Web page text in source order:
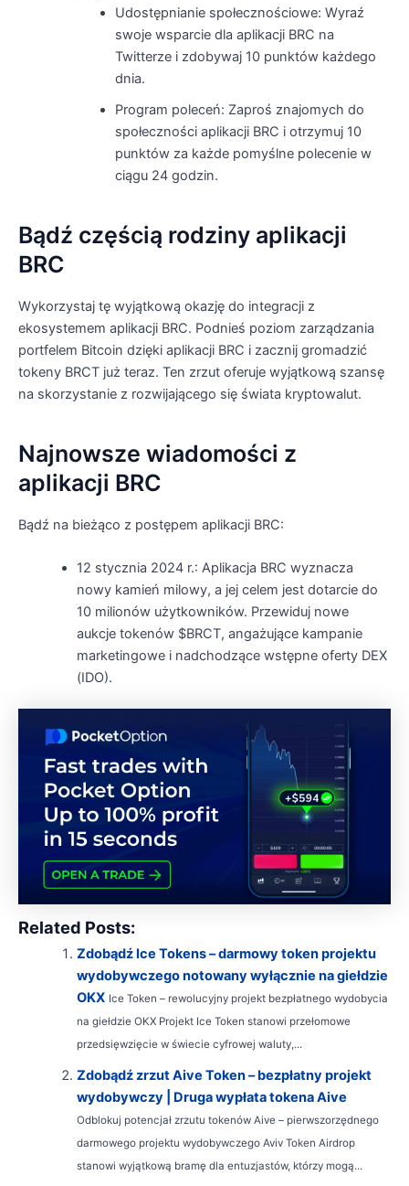
Udostępnianie społecznościowe: Wyraź
swoje wsparcie dla aplikacji BRC na
Twitterze i zdobywaj 10 punktów każdego
dnia.
Program poleceń: Zaproś znajomych do
społeczności aplikacji BRC i otrzymuj 10
punktów za każde pomyślne polecenie w
ciągu 24 godzin.
Bądź częścią rodziny aplikacji
BRC
Wykorzystaj tę wyjątkową okazję do integracji z
ekosystemem aplikacji BRC. Podnieś poziom zarządzania
portfelem Bitcoin dzięki aplikacji BRC i zacznij gromadzić
tokeny BRCT już teraz. Ten zrzut oferuje wyjątkową szansę
na skorzystanie z rozwijającego się świata kryptowalut.
Najnowsze wiadomości z
aplikacji BRC
Bądź na bieżąco z postępem aplikacji BRC:
12 stycznia 2024 r.: Aplikacja BRC wyznacza
nowy kamień milowy, a jej celem jest dotarcie do
10 milionów użytkowników. Przewiduj nowe
aukcje tokenów $BRCT, angażujące kampanie
marketingowe i nadchodzące wstępne oferty DEX
(IDO).
Related Posts:
Zdobądź Ice Tokens – darmowy token projektu
wydobywczego notowany wyłącznie na giełdzie
OKX Ice Token – rewolucyjny projekt bezpłatnego wydobycia
na giełdzie OKX Projekt Ice Token stanowi przełomowe
przedsięwzięcie w świecie cyfrowej waluty,...
Zdobądź zrzut Aive Token – bezpłatny projekt
wydobywczy | Druga wypłata tokena Aive
Odblokuj potencjał zrzutu tokenów Aive – pierwszorzędnego
darmowego projektu wydobywczego Aviv Token Airdrop
stanowi wyjątkową bramę dla entuzjastów, którzy mogą...